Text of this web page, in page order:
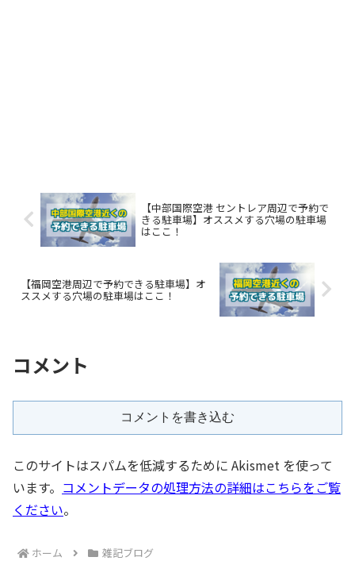
【中部国際空港 セントレア周辺で予約で
きる駐車場】オススメする穴場の駐車場
はここ！
【福岡空港周辺で予約できる駐車場】オ
ススメする穴場の駐車場はここ！
コメント
コメントを書き込む
このサイトはスパムを低減するために Akismet を使って
います。 コメントデータの処理方法の詳細はこちらをご覧
ください。
ホーム 雑記ブログ